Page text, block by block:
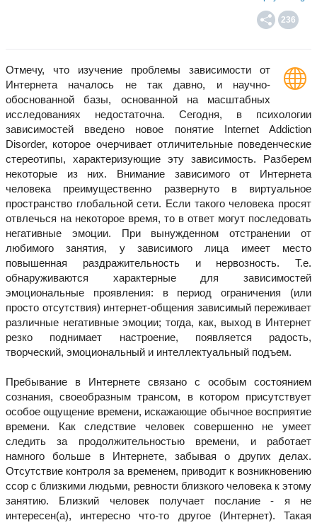
236
Отмечу, что изучение проблемы зависимости от
Интернета началось не так давно, и научно-
обоснованной базы, основанной на масштабных
исследованиях недостаточна. Сегодня, в психологии
зависимостей введено новое понятие Internet Addiction
Disorder, которое очерчивает отличительные поведенческие
стереотипы, характеризующие эту зависимость. Разберем
некоторые из них. Внимание зависимого от Интернета
человека преимущественно развернуто в виртуальное
пространство глобальной сети. Если такого человека просят
отвлечься на некоторое время, то в ответ могут последовать
негативные эмоции. При вынужденном отстранении от
любимого занятия, у зависимого лица имеет место
повышенная раздражительность и нервозность. Т.е.
обнаруживаются характерные для зависимостей
эмоциональные проявления: в период ограничения (или
просто отсутствия) интернет-общения зависимый переживает
различные негативные эмоции; тогда, как, выход в Интернет
резко поднимает настроение, появляется радость,
творческий, эмоциональный и интеллектуальный подъем.
Пребывание в Интернете связано с особым состоянием
сознания, своеобразным трансом, в котором присутствует
особое ощущение времени, искажающие обычное восприятие
времени. Как следствие человек совершенно не умеет
следить за продолжительностью времени, и работает
намного больше в Интернете, забывая о других делах.
Отсутствие контроля за временем, приводит к возникновению
ссор с близкими людьми, ревности близкого человека к этому
занятию. Близкий человек получает послание - я не
интересен(а), интересно что-то другое (Интернет). Такая